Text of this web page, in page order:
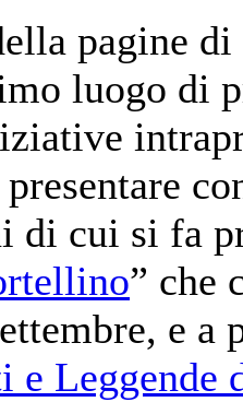
pagine
luogo di
di cui si fa
” che
e a
Leggende